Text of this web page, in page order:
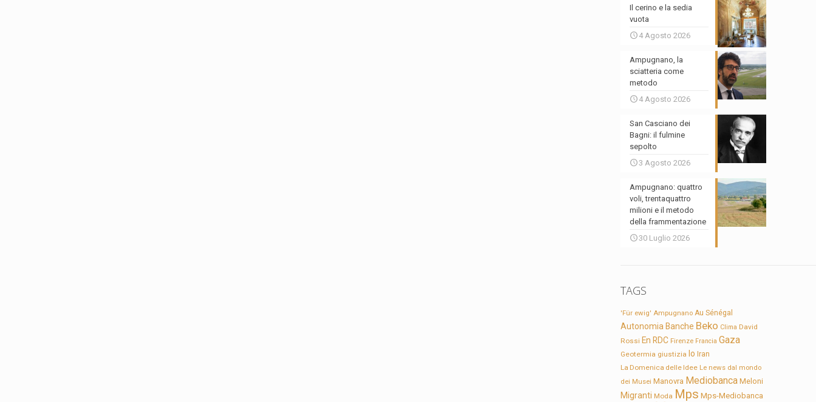
Il cerino e la sedia
vuota
4 Agosto 2026
Ampugnano, la
sciatteria come
metodo
4 Agosto 2026
San Casciano dei
Bagni: il fulmine
sepolto
3 Agosto 2026
Ampugnano: quattro
voli, trentaquattro
milioni e il metodo
della frammentazione
30 Luglio 2026
TAGS
'Für ewig' Ampugnano Au Sénégal
Autonomia Banche Beko Clima David
Rossi En RDC Firenze Francia Gaza
Geotermia giustizia Io Iran
La Domenica delle Idee Le news dal mondo
dei Musei Manovra Mediobanca Meloni
Migranti Moda Mps Mps-Mediobanca